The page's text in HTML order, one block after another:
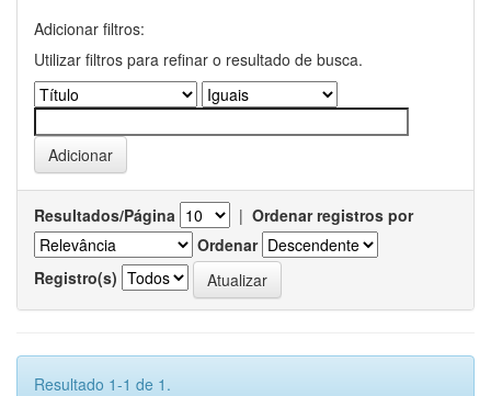
Adicionar filtros:
Utilizar filtros para refinar o resultado de busca.
Resultados/Página | Ordenar registros por
Ordenar
Registro(s)
Resultado 1-1 de 1.